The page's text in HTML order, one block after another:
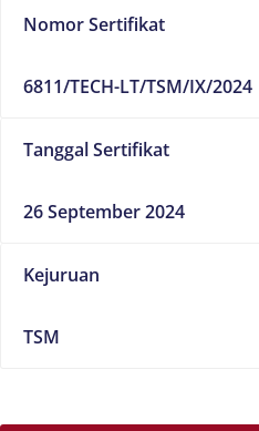
Nomor Sertifikat
6811/TECH-LT/TSM/IX/2024
Tanggal Sertifikat
26 September 2024
Kejuruan
TSM